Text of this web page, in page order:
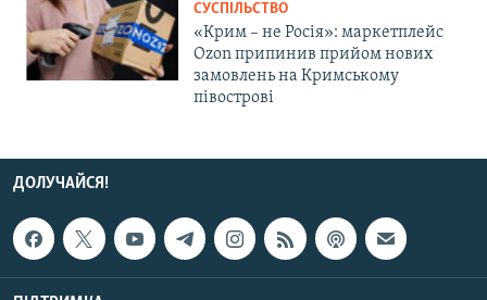
СУСПІЛЬСТВО
«Крим – не Росія»: маркетплейс
Ozon припинив прийом нових
замовлень на Кримському
півострові
ДОЛУЧАЙСЯ!